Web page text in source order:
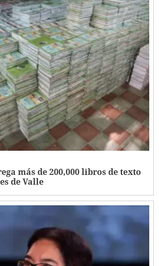
más de 200,000 libros de texto
de Valle